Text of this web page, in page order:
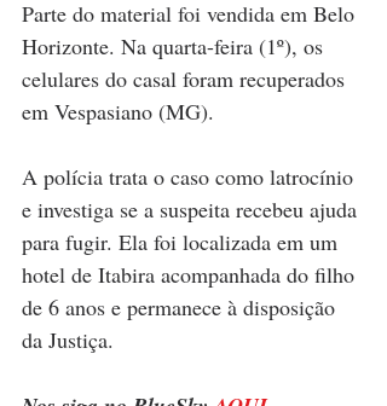
Parte do material foi vendida em Belo
Horizonte. Na quarta-feira (1º), os
celulares do casal foram recuperados
em Vespasiano (MG).
A polícia trata o caso como latrocínio
e investiga se a suspeita recebeu ajuda
para fugir. Ela foi localizada em um
hotel de Itabira acompanhada do filho
de 6 anos e permanece à disposição
da Justiça.